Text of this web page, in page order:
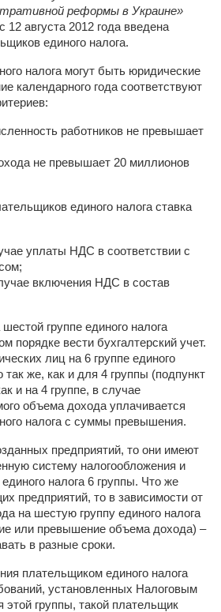
реформы в Украине»
12 августа 2012 года введена
единого налога.
налога могут быть юридические
календарного года соответствуют
работников не превышает
не превышает 20 миллионов
единого налога ставка
уплаты НДС в соответствии с
включения НДС в состав
группе единого налога
порядке вести бухгалтерский учет.
лиц на 6 группе единого
так же, как и для 4 группы (подпункт
и на 4 группе, в случае
объема дохода уплачивается
налога с суммы превышения.
предприятий, то они имеют
систему налогообложения и
налога 6 группы. Что же
предприятий, то в зависимости от
на шестую группу единого налога
или превышение объема дохода) –
в разные сроки.
плательщиком единого налога
установленных Налоговым
этой группы, такой плательщик